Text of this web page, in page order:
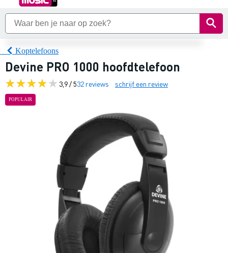
Koptelefoons
Devine PRO 1000 hoofdtelefoon
3,9 / 532 reviews schrijf een review
POPULAIR